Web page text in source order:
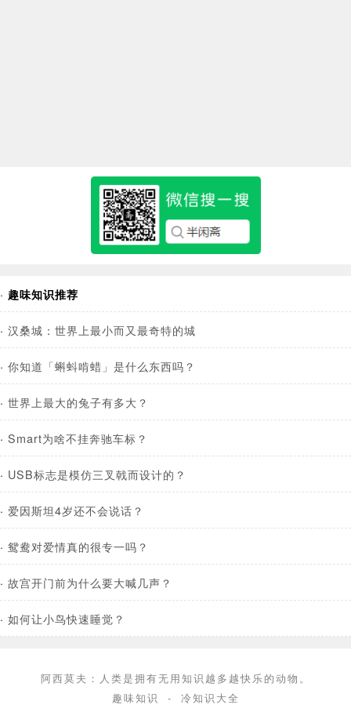
· 趣味知识推荐
· 汉桑城：世界上最小而又最奇特的城
· 你知道「蝌蚪啃蜡」是什么东西吗？
· 世界上最大的兔子有多大？
· Smart为啥不挂奔驰车标？
· USB标志是模仿三叉戟而设计的？
· 爱因斯坦4岁还不会说话？
· 鸳鸯对爱情真的很专一吗？
· 故宫开门前为什么要大喊几声？
· 如何让小鸟快速睡觉？
阿西莫夫：人类是拥有无用知识越多越快乐的动物。
趣味知识
- 冷知识大全